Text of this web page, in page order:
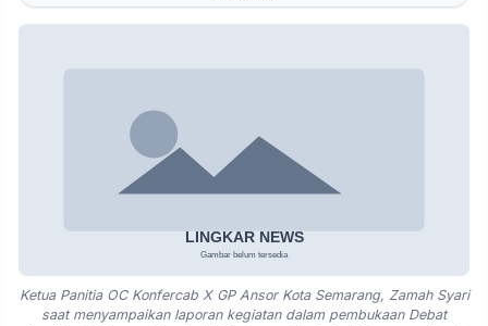
Ketua Panitia OC Konfercab X GP Ansor Kota Semarang, Zamah Syari
saat menyampaikan laporan kegiatan dalam pembukaan Debat